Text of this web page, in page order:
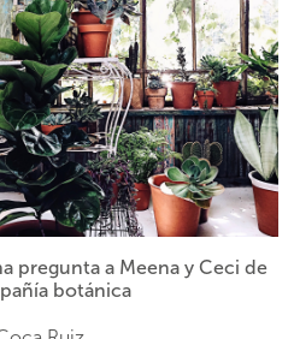
pregunta a Meena y Ceci de
botánica